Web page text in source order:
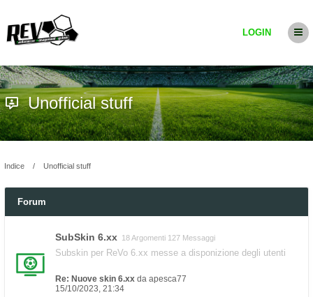
LOGIN
Unofficial stuff
Indice Unofficial stuff
Forum
SubSkin 6.xx 18 Argomenti 127 Messaggi
Subskin per ReVo 6.xx messe a disponizione degli utenti
Re: Nuove skin 6.xx da apesca77
15/10/2023, 21:34